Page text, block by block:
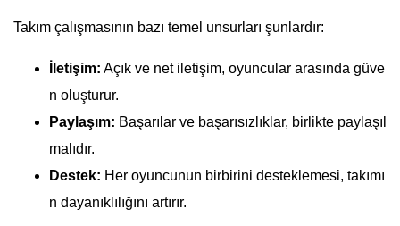
Takım çalışmasının bazı temel unsurları şunlardır:
İletişim: Açık ve net iletişim, oyuncular arasında güve
n oluşturur.
Paylaşım: Başarılar ve başarısızlıklar, birlikte paylaşıl
malıdır.
Destek: Her oyuncunun birbirini desteklemesi, takımı
n dayanıklılığını artırır.